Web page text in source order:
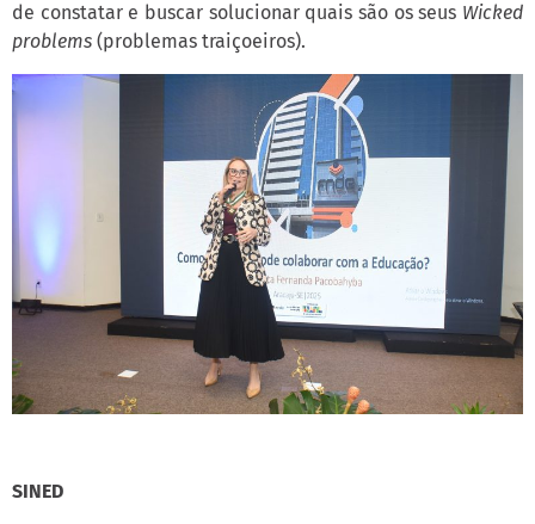
de constatar e buscar solucionar quais são os seus Wicked
problems (problemas traiçoeiros).
SINED